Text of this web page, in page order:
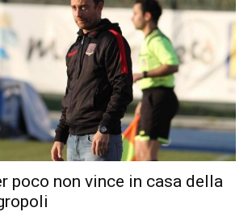
poco non vince in casa della